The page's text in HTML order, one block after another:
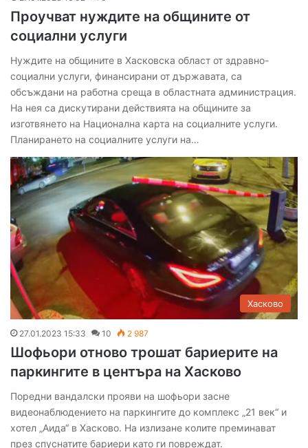
Проучват нуждите на общините от
социални услуги
Нуждите на общините в Хасковска област от здравно-
социални услуги, финансирани от държавата, са
обсъждани на работна среща в областната администрация.
На нея са дискутирани действията на общините за
изготвянето на Национална карта на социалните услуги.
Планирането на социалните услуги на…
Хасково
27.01.2023 15:33 10 2 987
Шофьори отново трошат бариерите на
паркингите в центъра на Хасково
Поредни вандалски прояви на шофьори засне
видеонаблюдението на паркингите до комплекс „21 век“ и
хотел „Аида“ в Хасково. На излизане колите преминават
през спуснатите бариери като ги повреждат.